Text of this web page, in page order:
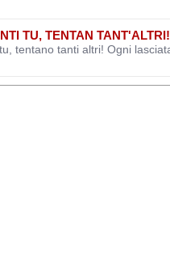
TU, TENTAN TANT'ALTRI!
tentano tanti altri! Ogni